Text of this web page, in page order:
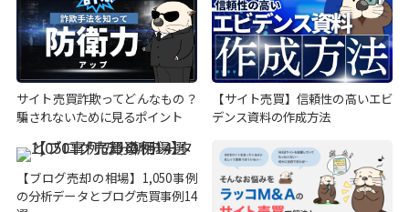
サイト売買詐欺ってどんなもの？
騙されないために見るポイント
【サイト売買】信頼性の高いエビ
デンス資料の作成方法
【ブログ売却の相場】1,050事例
の分析データとブログ売買事例14